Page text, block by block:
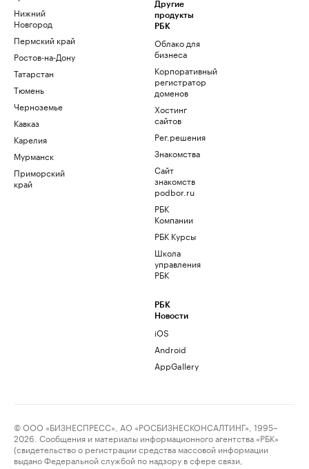
Нижний
Новгород
Пермский край
Ростов-на-Дону
Татарстан
Тюмень
Черноземье
Кавказ
Карелия
Мурманск
Приморский
край
Другие
продукты
РБК
Облако для
бизнеса
Корпоративный
регистратор
доменов
Хостинг
сайтов
Рег.решения
Знакомства
Сайт
знакомств
podbor.ru
РБК
Компании
РБК Курсы
Школа
управления
РБК
РБК
Новости
iOS
Android
AppGallery
© ООО «БИЗНЕСПРЕСС», АО «РОСБИЗНЕСКОНСАЛТИНГ», 1995–
2026. Сообщения и материалы информационного агентства «РБК»
(свидетельство о регистрации средства массовой информации
выдано Федеральной службой по надзору в сфере связи,